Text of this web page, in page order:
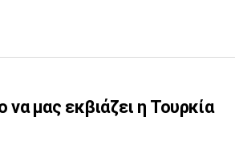
να μας εκβιάζει η Τουρκία